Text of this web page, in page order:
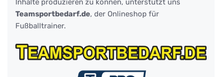
Inhalte produzieren zu können, unterstützt uns
Teamsportbedarf.de, der Onlineshop für
Fußballtrainer.